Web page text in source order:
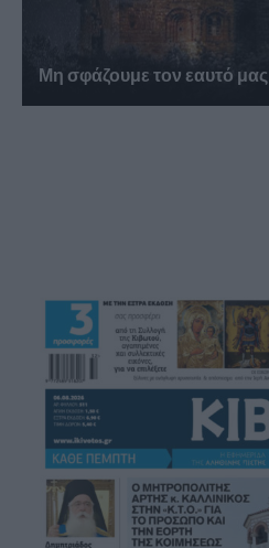
Μη σφάζουμε τον εαυτό μας